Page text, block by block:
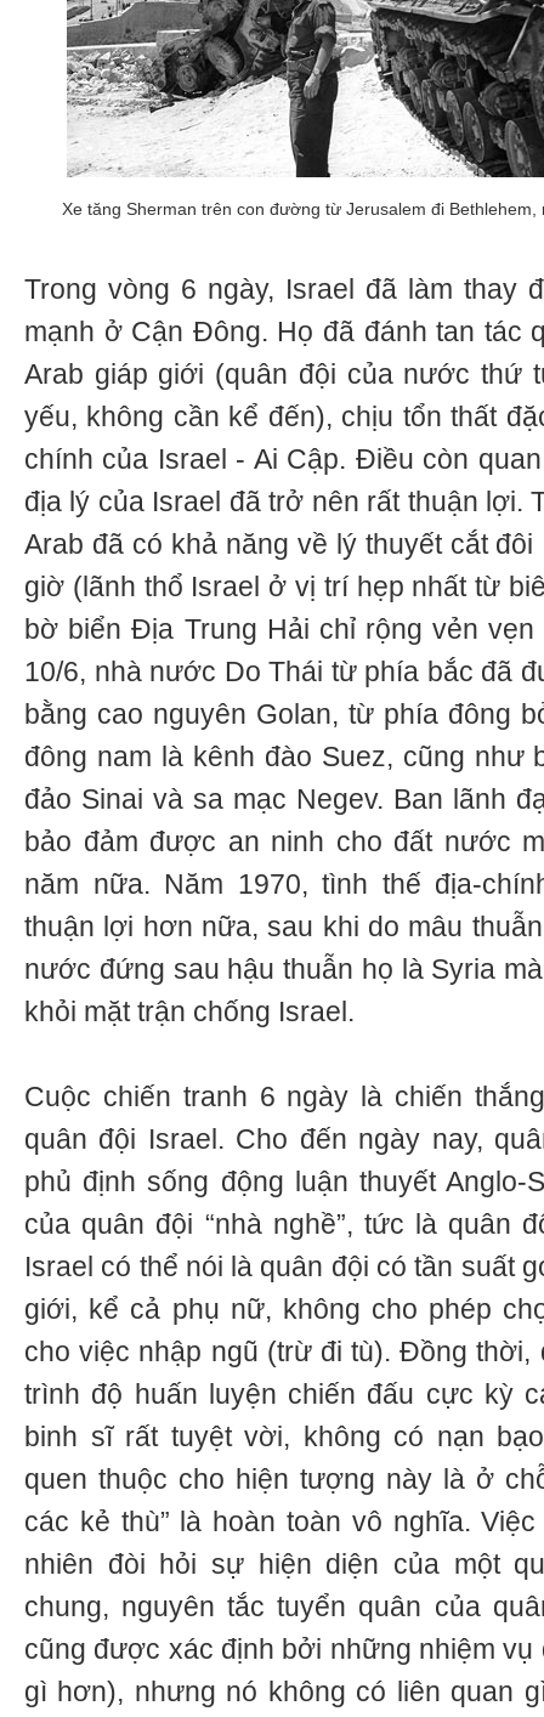
Xe tăng Sherman trên con đường từ Jerusalem đi Bethlehem,
Trong vòng 6 ngày, Israel đã làm thay
mạnh ở Cận Đông. Họ đã đánh tan tác
Arab giáp giới (quân đội của nước thứ
yếu, không cần kể đến), chịu tổn thất
chính của Israel - Ai Cập. Điều còn
địa lý của Israel đã trở nên rất thuận lợi.
Arab đã có khả năng về lý thuyết cắt
giờ (lãnh thổ Israel ở vị trí hẹp nhất từ
bờ biển Địa Trung Hải chỉ rộng vẻn
10/6, nhà nước Do Thái từ phía bắc đã
bằng cao nguyên Golan, từ phía đông
đông nam là kênh đào Suez, cũng như
đảo Sinai và sa mạc Negev. Ban lãnh
bảo đảm được an ninh cho đất nước
năm nữa. Năm 1970, tình thế địa-
thuận lợi hơn nữa, sau khi do mâu
nước đứng sau hậu thuẫn họ là Syria
khỏi mặt trận chống Israel.
Cuộc chiến tranh 6 ngày là chiến
quân đội Israel. Cho đến ngày nay,
phủ định sống động luận thuyết
của quân đội “nhà nghề”, tức là quân
Israel có thể nói là quân đội có tần suất
giới, kể cả phụ nữ, không cho phép
cho việc nhập ngũ (trừ đi tù). Đồng thời,
trình độ huấn luyện chiến đấu cực kỳ
binh sĩ rất tuyệt vời, không có nạn
quen thuộc cho hiện tượng này là ở
các kẻ thù” là hoàn toàn vô nghĩa.
nhiên đòi hỏi sự hiện diện của một
chung, nguyên tắc tuyển quân của
cũng được xác định bởi những nhiệm vụ
gì hơn), nhưng nó không có liên quan